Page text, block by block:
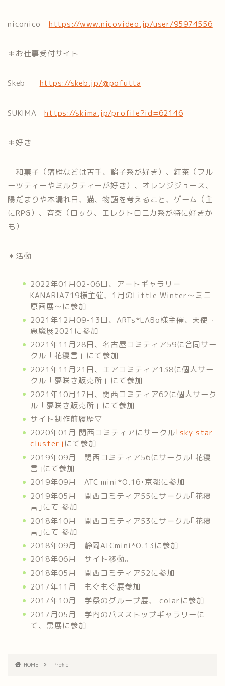
niconico https://www.nicovideo.jp/user/95974556
＊お仕事受付サイト
Skeb https://skeb.jp/@pofutta
SUKIMAhttps://skima.jp/profile?id=62146
＊好き
和菓子（落雁などは苦手、餡子系が好き）、紅茶（フル
ーツティーやミルクティーが好き）、オレンジジュース、
陽だまりや木漏れ日、猫、物語を考えること、ゲーム（主
にRPG）、音楽（ロック、エレクトロニカ系が特に好きか
も）
＊活動
2022年01月02-06日、アートギャラリー
KANARIA719様主催、1月のLittle Winter〜ミニ
原画展〜に参加
2021年12月09-13日、ARTs*LABo様主催、天使・
悪魔展2021に参加
2021年11月28日、名古屋コミティア59に合同サー
クル「花寝言」にて参加
2021年11月21日、エアコミティア138に個人サー
クル「夢咲き販売所」にて参加
2021年10月17日、関西コミティア62に個人サーク
ル「夢咲き販売所」にて参加
サイト制作前履歴▽
2020年01月 関西コミティアにサークル｢sky star
cluster｣にて参加
2019年09月 関西コミティア56にサークル｢花寝
言｣にて参加
2019年09月 ATC mini*O.16•京都に参加
2019年05月 関西コミティア55にサークル｢花寝
言｣にて 参加
2018年10月 関西コミティア53にサークル｢花寝
言｣にて 参加
2018年09月 静岡ATCmini*O.13に参加
2018年06月 サイト移動。
2018年05月 関西コミティア52に参加
2017年11月 もぐもぐ展参加
2017年10月 学祭のグループ展、 colarに参加
2017月05月 学内のバスストップギャラリーに
て、黒展に参加
HOME Profile